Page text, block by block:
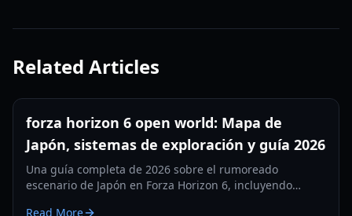
Related Articles
forza horizon 6 open world: Mapa de
Japón, sistemas de exploración y guía 2026
Una guía completa de 2026 sobre el rumoreado
escenario de Japón en Forza Horizon 6, incluyendo
Read More